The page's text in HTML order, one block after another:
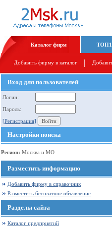
Каталог фирм
Добавить фирму в каталог
Вход для пользователей
Логин:
Пароль:
[Регистрация]
Настройки поиска
Регион: Москва и МО
Разместить информацию
Добавить фирму в справочник
Разместить бесплатное объявление
Разделы сайта
Каталог предприятий